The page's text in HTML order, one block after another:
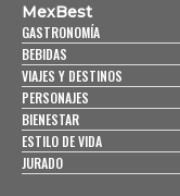
MexBest
GASTRONOMÍA
BEBIDAS
VIAJES Y DESTINOS
PERSONAJES
BIENESTAR
ESTILO DE VIDA
JURADO